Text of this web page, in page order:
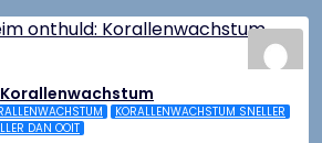
Korallenwachstum
KORALLENWACHSTUM SNELLER
DAN OOIT